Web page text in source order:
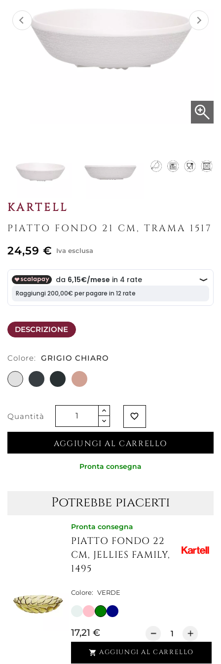
KARTELL
PIATTO FONDO 21 CM, TRAMA 1517
24,59 € Iva esclusa
DESCRIZIONE
Colore: GRIGIO CHIARO
GRIGIO
CHIARO
GRIGIO
SCURO
NERO
ANTRACITE
TERRACOTTA
Quantità favorite_border
AGGIUNGI AL CARRELLO
Pronta consegna
Potrebbe piacerti
Pronta consegna
PIATTO FONDO 22
CM, JELLIES FAMILY,
1495
Colore: VERDE
17,21 €
 AGGIUNGI AL CARRELLO